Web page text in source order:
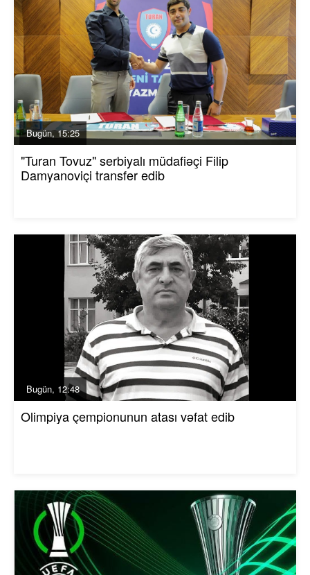
Bugün, 15:25
"Turan Tovuz" serbiyalı müdafiəçi Filip
Damyanoviçi transfer edib
Bugün, 12:48
Olimpiya çempionunun atası vəfat edib